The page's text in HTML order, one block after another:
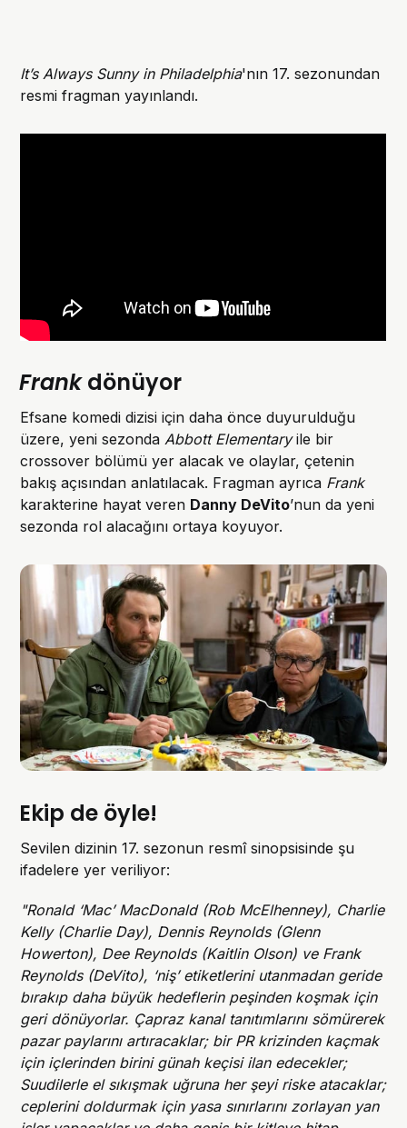
It’s Always Sunny in Philadelphia'nın 17. sezonundan
resmi fragman yayınlandı.
Frankdönüyor
Efsane komedi dizisi için daha önce duyurulduğu
üzere, yeni sezondaAbbott Elementaryile bir
crossover bölümü yer alacak ve olaylar, çetenin
bakış açısından anlatılacak. Fragman ayrıca Frank
karakterine hayat veren Danny DeVito’nun da yeni
sezonda rol alacağını ortaya koyuyor.
Ekip de öyle!
Sevilen dizinin 17. sezonun resmî sinopsisinde şu
ifadelere yer veriliyor:
"Ronald ‘Mac’ MacDonald (Rob McElhenney), Charlie
Kelly (Charlie Day), Dennis Reynolds (Glenn
Howerton), Dee Reynolds (Kaitlin Olson) ve Frank
Reynolds (DeVito), ‘niş’ etiketlerini utanmadan geride
bırakıp daha büyük hedeflerin peşinden koşmak için
geri dönüyorlar. Çapraz kanal tanıtımlarını sömürerek
pazar paylarını artıracaklar; bir PR krizinden kaçmak
için içlerinden birini günah keçisi ilan edecekler;
Suudilerle el sıkışmak uğruna her şeyi riske atacaklar;
ceplerini doldurmak için yasa sınırlarını zorlayan yan